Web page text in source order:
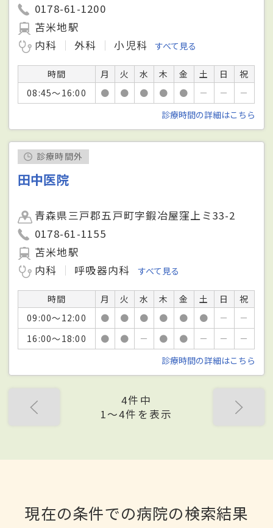
0178-61-1200
苫米地駅
内科
外科 小児科 すべて見る
時間 月 火 水 木 金 土 日
祝
08:45～16:00
● ● ● ● ● － －
－
診療時間の詳細はこちら
診療時間外
田中医院
青森県三戸郡五戸町字鍜冶屋窪上ミ33-2
0178-61-1155
苫米地駅
内科
呼吸器内科 すべて見る
時間 月 火 水 木 金 土 日
祝
09:00～12:00
● ● ● ● ● ● －
－
16:00～18:00
● ● － ● ● － －
－
診療時間の詳細はこちら
4件中
1〜4件を表示
現在の条件での病院の検索結果